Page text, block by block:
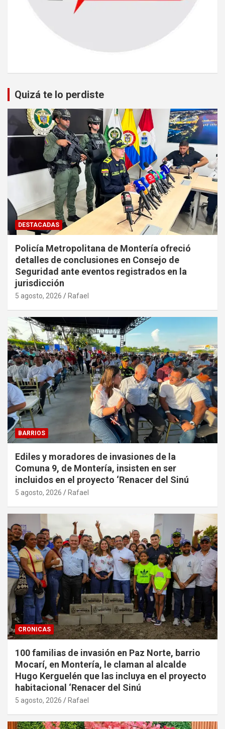
Quizá te lo perdiste
DESTACADAS
Policía Metropolitana de Montería ofreció
detalles de conclusiones en Consejo de
Seguridad ante eventos registrados en la
jurisdicción
5 agosto, 2026 Rafael
BARRIOS
Ediles y moradores de invasiones de la
Comuna 9, de Montería, insisten en ser
incluidos en el proyecto ‘Renacer del Sinú
5 agosto, 2026 Rafael
CRONICAS
100 familias de invasión en Paz Norte, barrio
Mocarí, en Montería, le claman al alcalde
Hugo Kerguelén que las incluya en el proyecto
habitacional ‘Renacer del Sinú
5 agosto, 2026 Rafael